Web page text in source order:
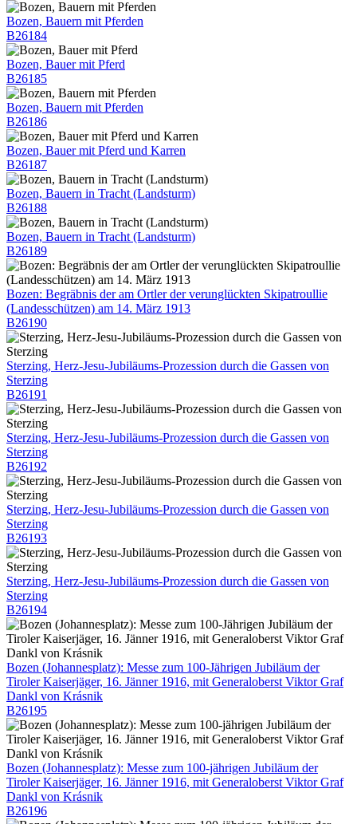
Bozen, Bauern mit Pferden
B26184
Bozen, Bauer mit Pferd
B26185
Bozen, Bauern mit Pferden
B26186
Bozen, Bauer mit Pferd und Karren
B26187
Bozen, Bauern in Tracht (Landsturm)
B26188
Bozen, Bauern in Tracht (Landsturm)
B26189
Bozen: Begräbnis der am Ortler der verunglückten Skipatroullie
(Landesschützen) am 14. März 1913
B26190
Sterzing, Herz-Jesu-Jubiläums-Prozession durch die Gassen von
Sterzing
B26191
Sterzing, Herz-Jesu-Jubiläums-Prozession durch die Gassen von
Sterzing
B26192
Sterzing, Herz-Jesu-Jubiläums-Prozession durch die Gassen von
Sterzing
B26193
Sterzing, Herz-Jesu-Jubiläums-Prozession durch die Gassen von
Sterzing
B26194
Bozen (Johannesplatz): Messe zum 100-Jährigen Jubiläum der
Tiroler Kaiserjäger, 16. Jänner 1916, mit Generaloberst Viktor Graf
Dankl von Krásnik
B26195
Bozen (Johannesplatz): Messe zum 100-jährigen Jubiläum der
Tiroler Kaiserjäger, 16. Jänner 1916, mit Generaloberst Viktor Graf
Dankl von Krásnik
B26196